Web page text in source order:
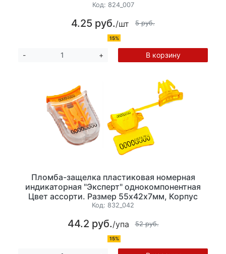
Код: 824_007
4.25 руб./шт 5 руб.
15%
- + В корзину
Пломба-защелка пластиковая номерная
индикаторная "Эксперт" однокомпонентная
Цвет ассорти. Размер 55х42х7мм, Корпус
Поликарбонат (с добавками), 5 шт/уп
Код: 832_042
44.2 руб./упа 52 руб.
15%